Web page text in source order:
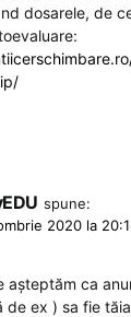
dosarele, de
spune:
2020 la
așteptăm ca
de ex ) sa fie